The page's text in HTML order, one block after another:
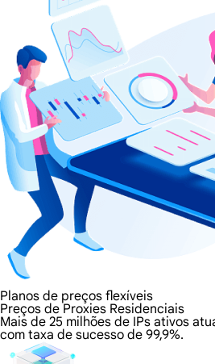
Planos de preços flexíveis
Preços de Proxies Residenciais
Mais de 25 milhões de IPs ativos
com taxa de sucesso de 99,9%.